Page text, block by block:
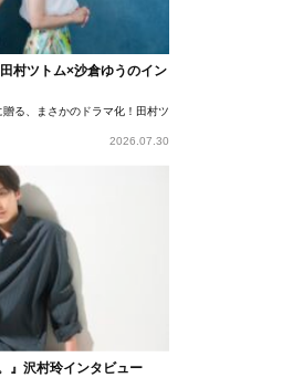
村ツトム×沙倉ゆうのイン
贈る、まさかのドラマ化！田村ツトム×沙倉ゆうのが語
2026.07.30
』沢村玲インタビュー